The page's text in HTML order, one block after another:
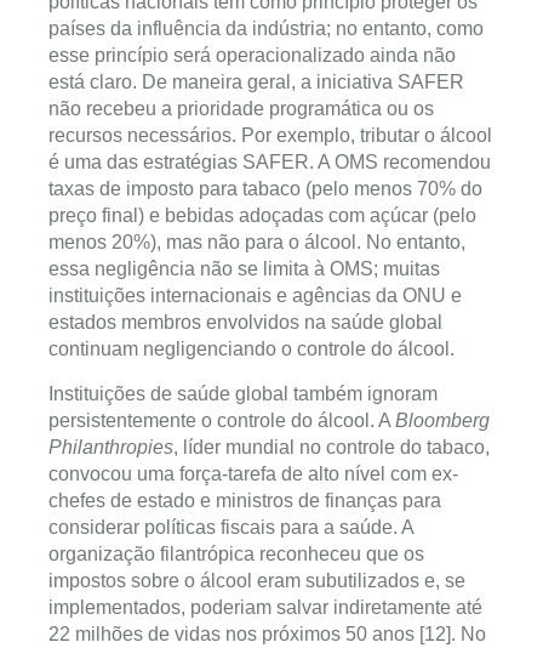
países da influência da indústria; no entanto, como
esse princípio será operacionalizado ainda não
está claro. De maneira geral, a iniciativa SAFER
não recebeu a prioridade programática ou os
recursos necessários. Por exemplo, tributar o álcool
é uma das estratégias SAFER. A OMS recomendou
taxas de imposto para tabaco (pelo menos 70% do
preço final) e bebidas adoçadas com açúcar (pelo
menos 20%), mas não para o álcool. No entanto,
essa negligência não se limita à OMS; muitas
instituições internacionais e agências da ONU e
estados membros envolvidos na saúde global
continuam negligenciando o controle do álcool.
Instituições de saúde global também ignoram
persistentemente o controle do álcool. A Bloomberg
Philanthropies, líder mundial no controle do tabaco,
convocou uma força-tarefa de alto nível com ex-
chefes de estado e ministros de finanças para
considerar políticas fiscais para a saúde. A
organização filantrópica reconheceu que os
impostos sobre o álcool eram subutilizados e, se
implementados, poderiam salvar indiretamente até
22 milhões de vidas nos próximos 50 anos [12]. No